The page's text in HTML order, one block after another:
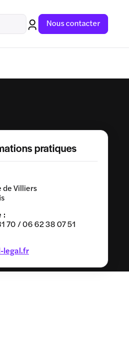
Nous contacter
pratiques
de Villiers
:
70 / 06 62 38 07 51
legal.fr